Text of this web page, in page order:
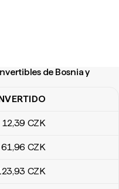
de Bosnia y
de Bosnia y
12,39 CZK
61,96 CZK
,93 CZK